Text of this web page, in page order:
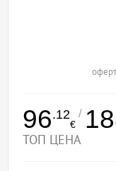
96.12
€
/
ТОП ЦЕНА